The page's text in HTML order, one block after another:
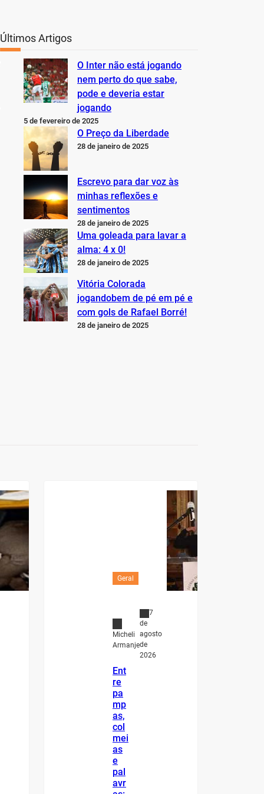
Últimos Artigos
O Inter não está jogando
nem perto do que sabe,
pode e deveria estar
jogando
5 de fevereiro de 2025
O Preço da Liberdade
28 de janeiro de 2025
Escrevo para dar voz às
minhas reflexões e
sentimentos
28 de janeiro de 2025
Uma goleada para lavar a
alma: 4 x 0!
28 de janeiro de 2025
Vitória Colorada
jogandobem de pé em pé e
com gols de Rafael Borré!
28 de janeiro de 2025
Geral
Micheli
Armanje
7
de
agosto
de
2026
Ent
re
pa
mp
as,
col
mei
as
e
pal
avr